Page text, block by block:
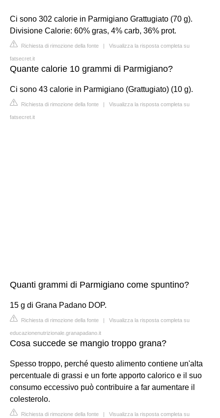
Ci sono 302 calorie in Parmigiano Grattugiato (70 g).
Divisione Calorie: 60% gras, 4% carb, 36% prot.
Richiesta di rimozione della fonte | Visualizza la risposta completa su
fatsecret.it
Quante calorie 10 grammi di Parmigiano?
Ci sono 43 calorie in Parmigiano (Grattugiato) (10 g).
Richiesta di rimozione della fonte | Visualizza la risposta completa su
fatsecret.it
Quanti grammi di Parmigiano come spuntino?
15 g di Grana Padano DOP.
Richiesta di rimozione della fonte | Visualizza la risposta completa su
educazionenutrizionale.granapadano.it
Cosa succede se mangio troppo grana?
Spesso troppo, perché questo alimento contiene un'alta
percentuale di grassi e un forte apporto calorico e il suo
consumo eccessivo può contribuire a far aumentare il
colesterolo.
Richiesta di rimozione della fonte | Visualizza la risposta completa su